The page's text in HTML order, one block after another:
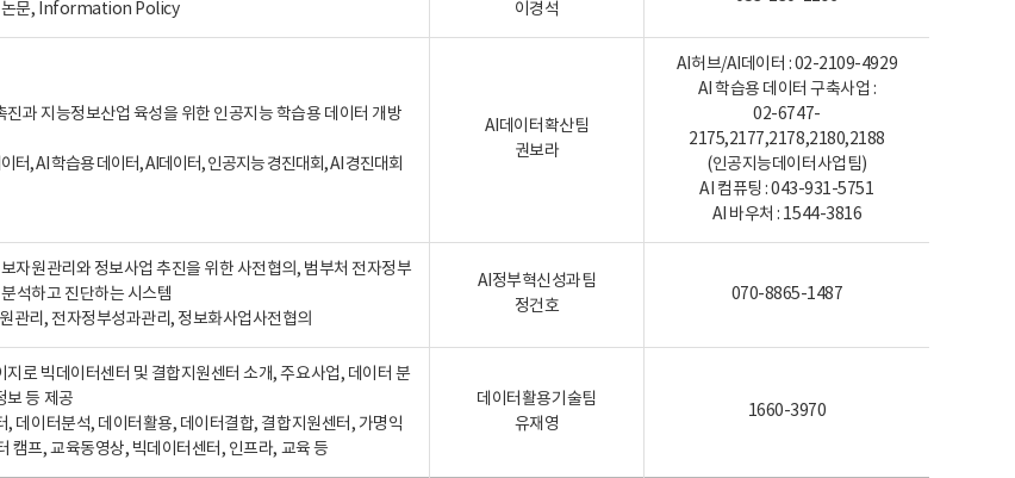
논문, Information Policy
이경석
진과 지능정보산업 육성을 위한 인공지능 학습용 데이터 개방
터, AI 학습용 데이터, AI데이터, 인공지능 경진대회, AI 경진대회
AI데이터확산팀
권보라
AI허브/AI데이터 : 02-2109-4929
AI 학습용 데이터 구축사업 :
02-6747-
2175,2177,2178,2180,2188
(인공지능데이터사업팀)
AI 컴퓨팅 : 043-931-5751
AI 바우처 : 1544-3816
자원관리와 정보사업 추진을 위한 사전협의, 범부처 전자정부
석하고 진단하는 시스템
관리, 전자정부성과관리, 정보화사업사전협의
AI정부혁신성과팀
정건호
070-8865-1487
로 빅데이터센터 및 결합지원센터 소개, 주요사업, 데이터 분
보 등 제공
, 데이터분석, 데이터활용, 데이터결합, 결합지원센터, 가명익
캠프, 교육동영상, 빅데이터센터, 인프라, 교육 등
데이터활용기술팀
유재영
1660-3970